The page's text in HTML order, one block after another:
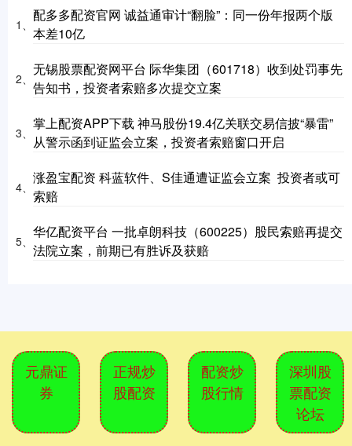
1、
配多多配资官网 诚益通审计“翻脸”：同一份年报两个版
本差10亿
2、
无锡股票配资网平台 际华集团（601718）收到处罚事先
告知书，投资者索赔多次提交立案
3、
掌上配资APP下载 神马股份19.4亿关联交易信披“暴雷”
从警示函到证监会立案，投资者索赔窗口开启
4、
涨盈宝配资 科蓝软件、S佳通遭证监会立案 投资者或可
索赔
5、
华亿配资平台 一批卓朗科技（600225）股民索赔再提交
法院立案，前期已有胜诉及获赔
元鼎证
券
正规炒
股配资
配资炒
股行情
深圳股
票配资
论坛